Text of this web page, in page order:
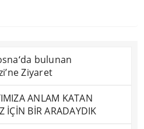
bulunan
Ziyaret
ANLAM KATAN
İÇİN BİR ARADAYDIK